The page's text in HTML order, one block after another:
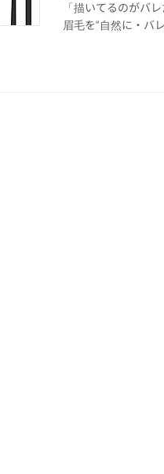
「描いてるのがバ
眉毛を“自然に・バ